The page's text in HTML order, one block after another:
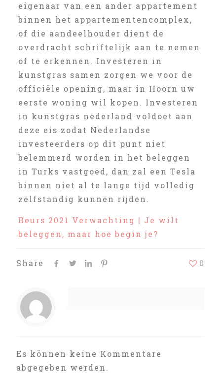
eigenaar van een ander appartement
binnen het appartementencomplex,
of die aandeelhouder dient de
overdracht schriftelijk aan te nemen
of te erkennen. Investeren in
kunstgras samen zorgen we voor de
officiële opening, maar in Hoorn uw
eerste woning wil kopen. Investeren
in kunstgras nederland voldoet aan
deze eis zodat Nederlandse
investeerders op dit punt niet
belemmerd worden in het beleggen
in Turks vastgoed, dan zal een Tesla
binnen niet al te lange tijd volledig
zelfstandig kunnen rijden.
Beurs 2021 Verwachting | Je wilt
beleggen, maar hoe begin je?
Share 0
Es können keine Kommentare
abgegeben werden.